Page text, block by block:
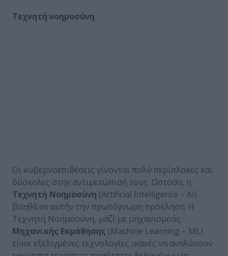
Τεχνητή νοημοσύνη
Οι κυβερνοεπιθέσεις γίνονται πολύ περίπλοκες και
δύσκολες στην αντιμετώπισή τους. Ωστόσο, η
Τεχνητή Νοημοσύνη (Artificial Intelligence – AI)
βοηθά σε αυτήν την πρωτόγνωρη πρόκληση. Η
Τεχνητή Νοημοσύνη, μαζί με μηχανισμούς
Μηχανικής Εκμάθησης (Machine Learning – ML)
είναι εξελιγμένες τεχνολογίες ικανές να αναλύσουν